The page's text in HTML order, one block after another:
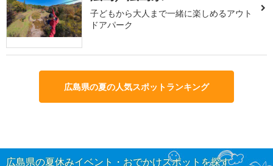
子どもから大人まで一緒に楽しめるアウト
ドアパーク
広島県の夏の人気スポットランキング
広島県の夏休みイベント・おでかけスポットを探す